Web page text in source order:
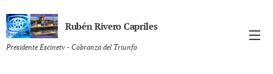
Rubén Rivero Capriles
Presidente Escinetv - Cobranza del Triunfo